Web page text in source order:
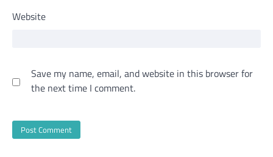
Website
Save my name, email, and website in this browser for
the next time I comment.